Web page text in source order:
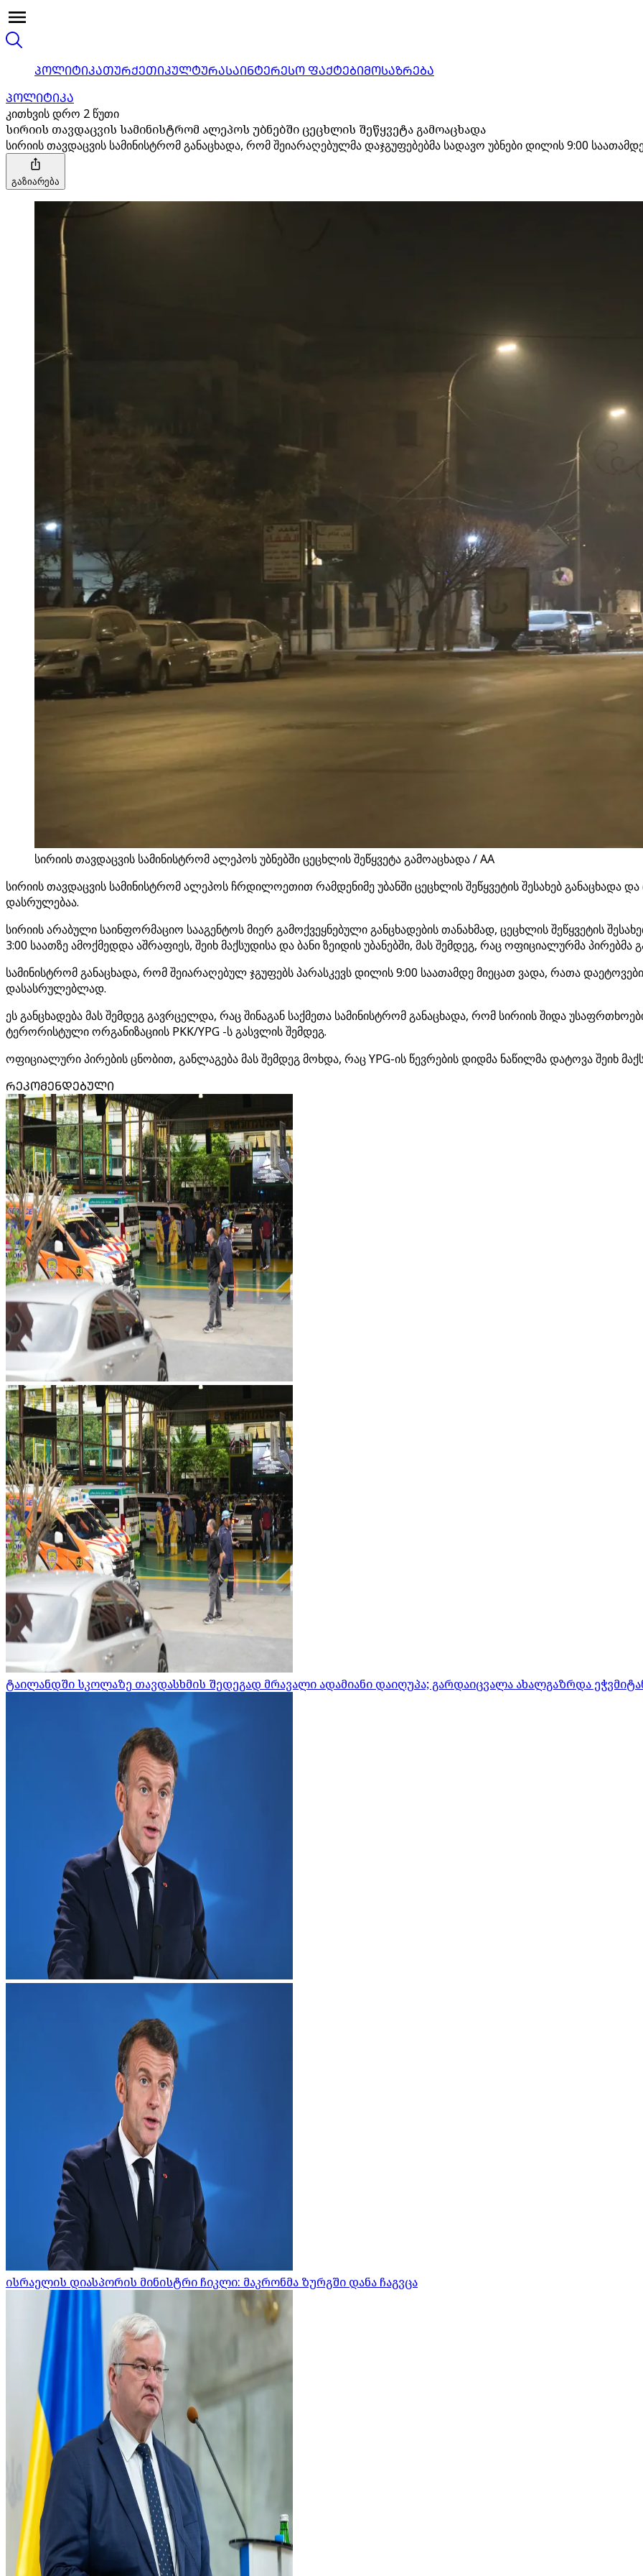
ᲞᲝᲚᲘᲢᲘᲙᲐᲗᲣᲠᲥᲔᲗᲘᲙᲣᲚᲢᲣᲠᲐᲡᲐᲘᲜᲢᲔᲠᲔᲡᲝ ᲤᲐᲥᲢᲔᲑᲘᲛᲝᲡᲐᲖᲠᲔᲑᲐ
ᲞᲝᲚᲘᲢᲘᲙᲐ
კითხვის დრო 2 წუთი
სირიის თავდაცვის სამინისტრომ ალეპოს უბნებში ცეცხლის შეწყვეტა გამოაცხადა
სირიის თავდაცვის სამინისტრომ განაცხადა, რომ შეიარაღებულმა დაჯგუფებებმა სადავო უბნები დილის 9:00
გაზიარება
სირიის თავდაცვის სამინისტრომ ალეპოს უბნებში ცეცხლის შეწყვეტა გამოაცხადა / AA
სირიის თავდაცვის სამინისტრომ ალეპოს ჩრდილოეთით რამდენიმე უბანში ცეცხლის შეწყვეტის შესახებ განაცხადა
დასრულებაა.
სირიის არაბული საინფორმაციო სააგენტოს მიერ გამოქვეყნებული განცხადების თანახმად, ცეცხლის შეწყვეტის
3:00 საათზე ამოქმედდა აშრაფიეს, შეიხ მაქსუდისა და ბანი ზეიდის უბანებში, მას შემდეგ, რაც ოფიციალურმა
სამინისტრომ განაცხადა, რომ შეიარაღებულ ჯგუფებს პარასკევს დილის 9:00 საათამდე მიეცათ ვადა, რათა
დასასრულებლად.
ეს განცხადება მას შემდეგ გავრცელდა, რაც შინაგან საქმეთა სამინისტრომ განაცხადა, რომ სირიის შიდა
ტერორისტული ორგანიზაციის PKK/YPG -ს გასვლის შემდეგ.
ოფიციალური პირების ცნობით, განლაგება მას შემდეგ მოხდა, რაც YPG-ის წევრების დიდმა ნაწილმა დატოვა შეიხ
ᲠᲔᲙᲝᲛᲔᲜᲓᲔᲑᲣᲚᲘ
ტაილანდში სკოლაზე თავდასხმის შედეგად მრავალი ადამიანი დაიღუპა; გარდაიცვალა ახალგაზრდა
ისრაელის დიასპორის მინისტრი ჩიკლი: მაკრონმა ზურგში დანა ჩაგვცა